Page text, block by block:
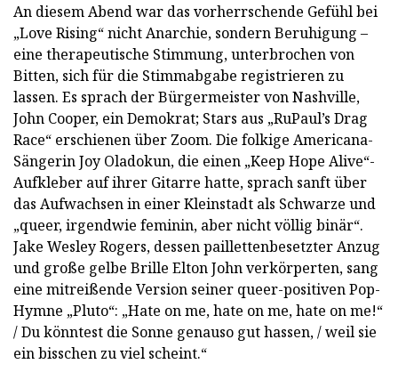
An diesem Abend war das vorherrschende Gefühl bei
„Love Rising“ nicht Anarchie, sondern Beruhigung –
eine therapeutische Stimmung, unterbrochen von
Bitten, sich für die Stimmabgabe registrieren zu
lassen. Es sprach der Bürgermeister von Nashville,
John Cooper, ein Demokrat; Stars aus „RuPaul’s Drag
Race“ erschienen über Zoom. Die folkige Americana-
Sängerin Joy Oladokun, die einen „Keep Hope Alive“-
Aufkleber auf ihrer Gitarre hatte, sprach sanft über
das Aufwachsen in einer Kleinstadt als Schwarze und
„queer, irgendwie feminin, aber nicht völlig binär“.
Jake Wesley Rogers, dessen paillettenbesetzter Anzug
und große gelbe Brille Elton John verkörperten, sang
eine mitreißende Version seiner queer-positiven Pop-
Hymne „Pluto“: „Hate on me, hate on me, hate on me!“
/ Du könntest die Sonne genauso gut hassen, / weil sie
ein bisschen zu viel scheint.“